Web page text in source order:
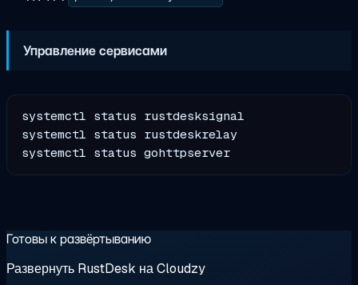
Управление сервисами
systemctl status rustdesksignal
systemctl status rustdeskrelay
Готовы к развёртыванию
Развернуть RustDesk на Cloudzy